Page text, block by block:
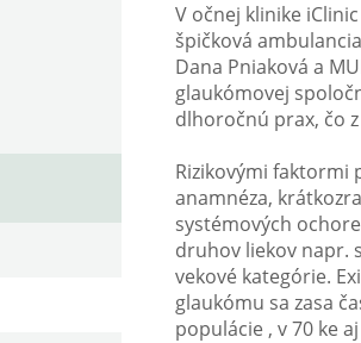
V očnej klinike
špičková
Dana Pniaková a
glaukómovej
dlhoročnú prax, čo
Rizikovými faktormi
anamnéza,
systémových
druhov liekov napr.
vekové kategórie.
glaukómu sa zasa
populácie , v 70 ke